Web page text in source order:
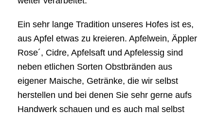
Ein sehr lange Tradition unseres Hofes ist es,
aus Apfel etwas zu kreieren. Apfelwein, Äppler
Rose´, Cidre, Apfelsaft und Apfelessig sind
neben etlichen Sorten Obstbränden aus
eigener Maische, Getränke, die wir selbst
herstellen und bei denen Sie sehr gerne aufs
Handwerk schauen und es auch mal selbst